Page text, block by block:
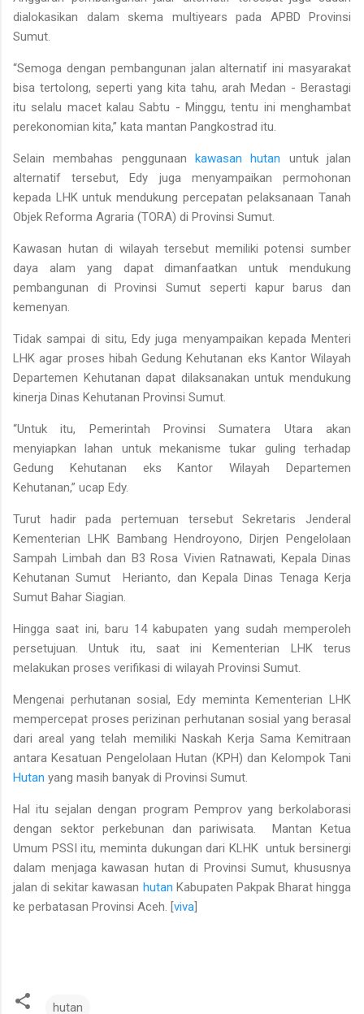
dialokasikan dalam skema multiyears pada APBD Provinsi
Sumut.
“Semoga dengan pembangunan jalan alternatif ini masyarakat
bisa tertolong, seperti yang kita tahu, arah Medan - Berastagi
itu selalu macet kalau Sabtu - Minggu, tentu ini menghambat
perekonomian kita,” kata mantan Pangkostrad itu.
Selain membahas penggunaan kawasan hutan untuk jalan
alternatif tersebut, Edy juga menyampaikan permohonan
kepada LHK untuk mendukung percepatan pelaksanaan Tanah
Objek Reforma Agraria (TORA) di Provinsi Sumut.
Kawasan hutan di wilayah tersebut memiliki potensi sumber
daya alam yang dapat dimanfaatkan untuk mendukung
pembangunan di Provinsi Sumut seperti kapur barus dan
kemenyan.
Tidak sampai di situ, Edy juga menyampaikan kepada Menteri
LHK agar proses hibah Gedung Kehutanan eks Kantor Wilayah
Departemen Kehutanan dapat dilaksanakan untuk mendukung
kinerja Dinas Kehutanan Provinsi Sumut.
“Untuk itu, Pemerintah Provinsi Sumatera Utara akan
menyiapkan lahan untuk mekanisme tukar guling terhadap
Gedung Kehutanan eks Kantor Wilayah Departemen
Kehutanan,” ucap Edy.
Turut hadir pada pertemuan tersebut Sekretaris Jenderal
Kementerian LHK Bambang Hendroyono, Dirjen Pengelolaan
Sampah Limbah dan B3 Rosa Vivien Ratnawati, Kepala Dinas
Kehutanan Sumut Herianto, dan Kepala Dinas Tenaga Kerja
Sumut Bahar Siagian.
Hingga saat ini, baru 14 kabupaten yang sudah memperoleh
persetujuan. Untuk itu, saat ini Kementerian LHK terus
melakukan proses verifikasi di wilayah Provinsi Sumut.
Mengenai perhutanan sosial, Edy meminta Kementerian LHK
mempercepat proses perizinan perhutanan sosial yang berasal
dari areal yang telah memiliki Naskah Kerja Sama Kemitraan
antara Kesatuan Pengelolaan Hutan (KPH) dan Kelompok Tani
Hutan yang masih banyak di Provinsi Sumut.
Hal itu sejalan dengan program Pemprov yang berkolaborasi
dengan sektor perkebunan dan pariwisata. Mantan Ketua
Umum PSSI itu, meminta dukungan dari KLHK untuk bersinergi
dalam menjaga kawasan hutan di Provinsi Sumut, khususnya
jalan di sekitar kawasan hutan Kabupaten Pakpak Bharat hingga
ke perbatasan Provinsi Aceh. [viva]
hutan